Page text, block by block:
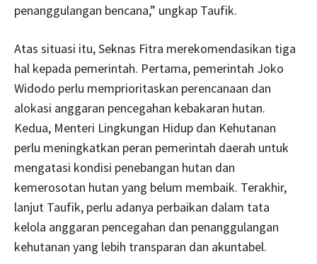
penanggulangan bencana,” ungkap Taufik.
Atas situasi itu, Seknas Fitra merekomendasikan tiga
hal kepada pemerintah. Pertama, pemerintah Joko
Widodo perlu memprioritaskan perencanaan dan
alokasi anggaran pencegahan kebakaran hutan.
Kedua, Menteri Lingkungan Hidup dan Kehutanan
perlu meningkatkan peran pemerintah daerah untuk
mengatasi kondisi penebangan hutan dan
kemerosotan hutan yang belum membaik. Terakhir,
lanjut Taufik, perlu adanya perbaikan dalam tata
kelola anggaran pencegahan dan penanggulangan
kehutanan yang lebih transparan dan akuntabel.